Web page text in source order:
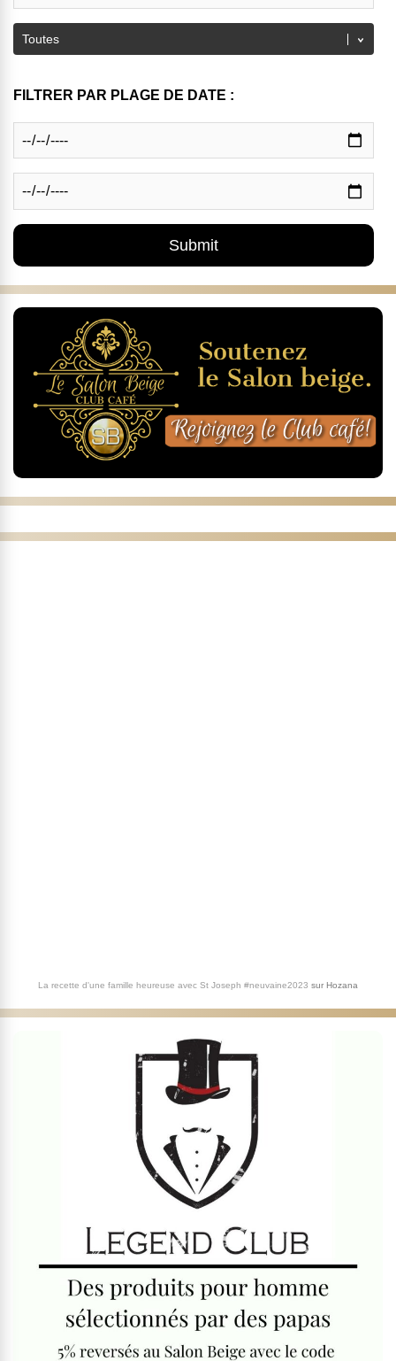
FILTRER PAR PLAGE DE DATE :
La recette d'une famille heureuse avec St Joseph #neuvaine2023 sur Hozana